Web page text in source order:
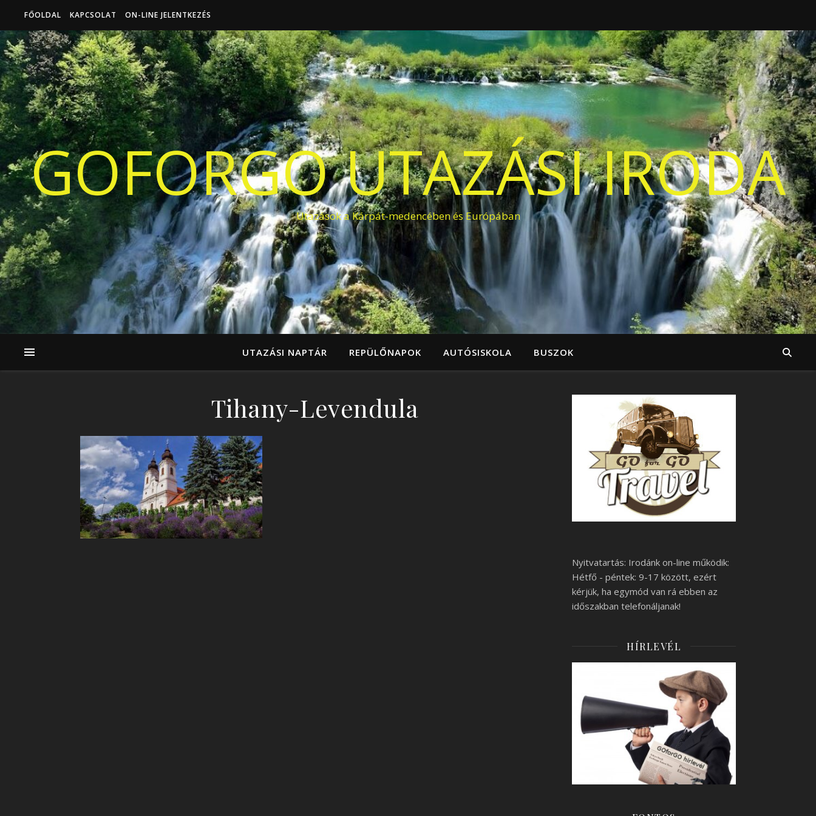
FŐOLDAL KAPCSOLAT ON-LINE JELENTKEZÉS
GOFORGO UTAZÁSI IRODA
Utazások a Kárpát-medencében és Európában
UTAZÁSI NAPTÁR REPÜLŐNAPOK AUTÓSISKOLA BUSZOK
Tihany-Levendula
Nyitvatartás: Irodánk on-line működik:
Hétfő - péntek: 9-17 között, ezért
kérjük, ha egymód van rá ebben az
időszakban telefonáljanak!
HÍRLEVÉL